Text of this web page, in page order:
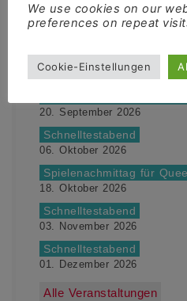
Spielenachmittag für
Schnelltestabend
01. September 2026
20. September 2026
Schnelltestabend
06. Oktober 2026
Spielenachmittag für
18. Oktober 2026
Schnelltestabend
03. November 2026
Schnelltestabend
01. Dezember 2026
Alle Veranstaltungen
We use cookies on our
preferences on repeat
Cookie-Einstellungen